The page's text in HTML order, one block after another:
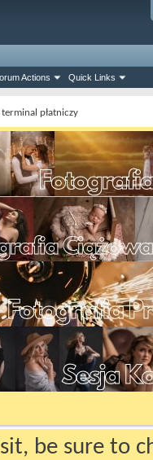
Actions Quick Links
terminal płatniczy
be sure to